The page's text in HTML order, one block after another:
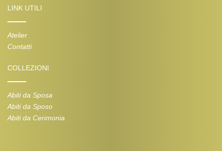
LINK UTILI
Atelier
Contatti
COLLEZIONI
Abiti da Sposa
Abiti da Sposo
Abiti da Cerimonia